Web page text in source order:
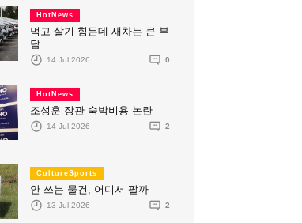
HotNews
먹고 살기 힘든데 새차는 큰 부
담
14 Jul 2026 0
HotNews
조성훈 장관 숙박비용 논란
14 Jul 2026 2
CultureSports
안 쓰는 물건, 어디서 팔까
13 Jul 2026 2